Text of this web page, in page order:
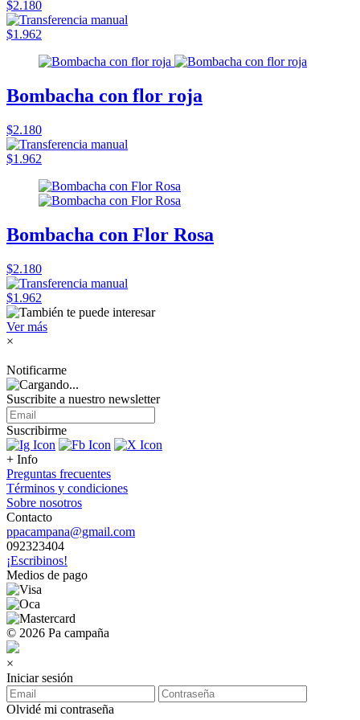
$2.180
$1.962
Bombacha con flor roja
$2.180
$1.962
Bombacha con Flor Rosa
$2.180
$1.962
Ver más
×
Notificarme
Suscribite a nuestro newsletter
Suscribirme
+ Info
Preguntas frecuentes
Términos y condiciones
Sobre nosotros
Contacto
ppacampana@gmail.com
092323404
¡Escribinos!
Medios de pago
© 2026 Pa campaña
×
Iniciar sesión
Olvidé mi contraseña